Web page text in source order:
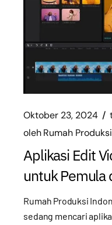
Oktober 23, 2024
olehRumah
Aplikasi Edit
untuk Pemula
Rumah Produksi
sedang mencari